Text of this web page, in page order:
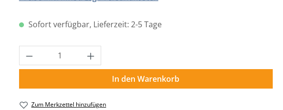
Sofort verfügbar, Lieferzeit: 2-5 Tage
Produkt Anzahl: Gib den gewünschten Wert
In den Warenkorb
Zum Merkzettel hinzufügen